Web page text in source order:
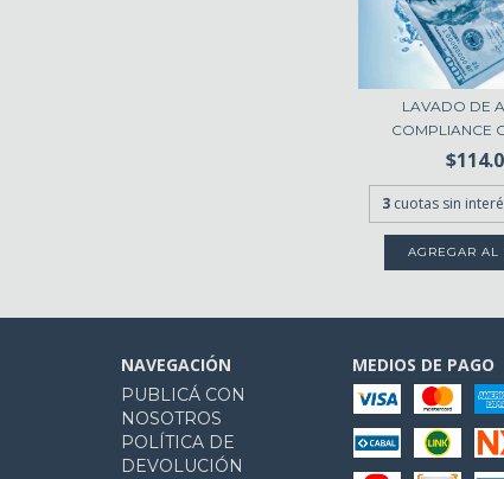
LAVADO DE
COMPLIANCE
3 cuotas sin
NAVEGACIÓN
PUBLICÁ CON
NOSOTROS
POLÍTICA DE
DEVOLUCIÓN
MEDIOS DE PAGO